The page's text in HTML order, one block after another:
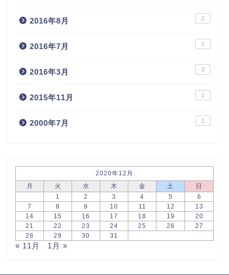
2016年8月 2
2016年7月 1
2016年3月 3
2015年11月 1
2000年7月 1
2020年12月
月
火 水 木 金 土
日
1
2 3 4 5
6
7
8 9 10 11 12
13
14
15 16 17 18 19
20
21
22 23 24 25 26
27
28
29 30 31
« 11月 1月 »